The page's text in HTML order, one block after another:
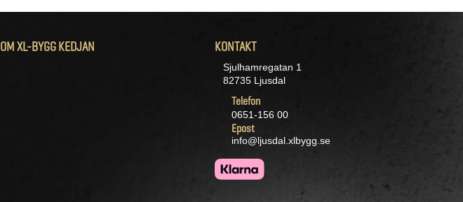
OM XL-BYGG KEDJAN KONTAKT
Sjulhamregatan 1
82735 Ljusdal
Telefon
0651-156 00
Epost
info@ljusdal.xlbygg.se